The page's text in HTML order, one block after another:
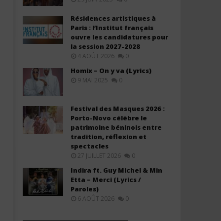
Résidences artistiques à
Paris : l’Institut français
ouvre les candidatures pour
la session 2027-2028
4 AOÛT 2026 0
Homix – On y va (Lyrics)
9 MAI 2025 0
Festival des Masques 2026 :
Porto-Novo célèbre le
patrimoine béninois entre
tradition, réflexion et
spectacles
27 JUILLET 2026 0
Indira ft. Guy Michel & Min
Etta – Merci (Lyrics /
Paroles)
6 AOÛT 2026 0